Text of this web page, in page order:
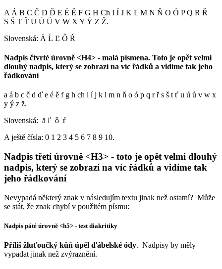
A Á B C Č D Ď E É Ě F G H Ch I Í J K L M N Ň O Ó P Q R Ř
S Š T Ť U Ú Ů V W X Y Ý Z Ž.
Slovenská: Ä Ĺ Ľ Ô Ŕ
Nadpis čtvrté úrovně <H4> - malá písmena. Toto je opět velmi
dlouhý nadpis, který se zobrazí na víc řádků a vidíme tak jeho
řádkování
a á b c č d ď e é ě f g h ch i í j k l m n ň o ó p q r ř s š t ť u ú ů v w x
y ý z ž.
Slovenská: ä ľ ô ŕ
A ještě čísla: 0 1 2 3 4 5 6 7 8 9 10.
Nadpis třetí úrovně <H3> - toto je opět velmi dlouhý
nadpis, který se zobrazí na víc řádků a vidíme tak
jeho řádkování
Nevypadá některý znak v následujím textu jinak než ostatní? Může
se stát, že znak chybí v použitém písmu:
Nadpis páté úrovně <h5> - test diakritiky
Příliš žluťoučký kůň úpěl ďábelské ódy. Nadpisy by měly
vypadat jinak než zvýraznění.